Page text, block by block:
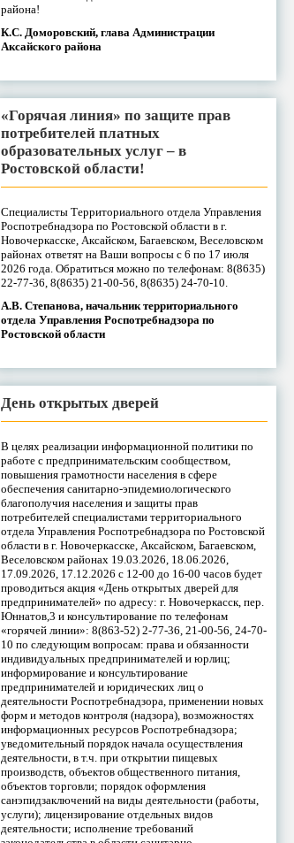
района!
К.С. Доморовский, глава Администрации
Аксайского района
«Горячая линия» по защите прав
потребителей платных
образовательных услуг – в
Ростовской области!
Специалисты Территориального отдела Управления
Роспотребнадзора по Ростовской области в г.
Новочеркасске, Аксайском, Багаевском, Веселовском
районах ответят на Ваши вопросы с 6 по 17 июля
2026 года. Обратиться можно по телефонам: 8(8635)
22-77-36, 8(8635) 21-00-56, 8(8635) 24-70-10.
А.В. Степанова, начальник территориального
отдела Управления Роспотребнадзора по
Ростовской области
День открытых дверей
В целях реализации информационной политики по
работе с предпринимательским сообществом,
повышения грамотности населения в сфере
обеспечения санитарно-эпидемиологического
благополучия населения и защиты прав
потребителей специалистами территориального
отдела Управления Роспотребнадзора по Ростовской
области в г. Новочеркасске, Аксайском, Багаевском,
Веселовском районах 19.03.2026, 18.06.2026,
17.09.2026, 17.12.2026 с 12-00 до 16-00 часов будет
проводиться акция «День открытых дверей для
предпринимателей» по адресу: г. Новочеркасск, пер.
Юннатов,3 и консультирование по телефонам
«горячей линии»: 8(863-52) 2-77-36, 21-00-56, 24-70-
10 по следующим вопросам: права и обязанности
индивидуальных предпринимателей и юрлиц;
информирование и консультирование
предпринимателей и юридических лиц о
деятельности Роспотребнадзора, применении новых
форм и методов контроля (надзора), возможностях
информационных ресурсов Роспотребнадзора;
уведомительный порядок начала осуществления
деятельности, в т.ч. при открытии пищевых
производств, объектов общественного питания,
объектов торговли; порядок оформления
санэпидзаключений на виды деятельности (работы,
услуги); лицензирование отдельных видов
деятельности; исполнение требований